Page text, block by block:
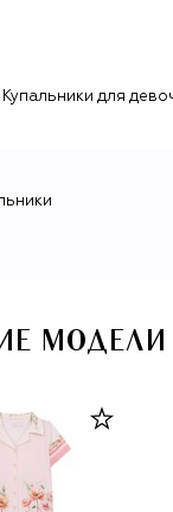
Купальники для
МОДЕЛИ